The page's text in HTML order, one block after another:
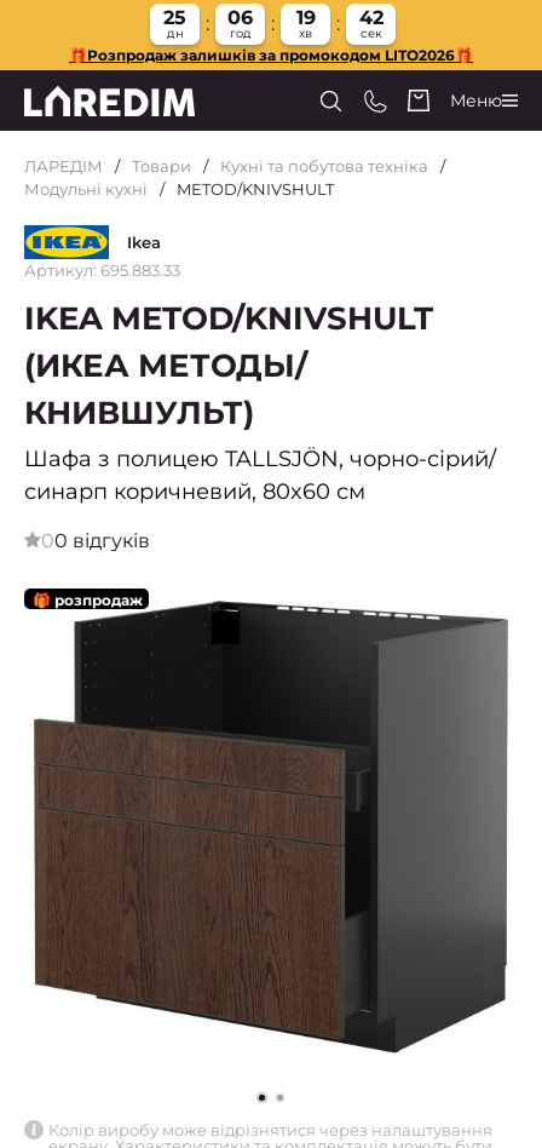
25
дн
06
год
19
хв
41
сек
🎁Розпродаж залишків за промокодом LITO2026🎁
Меню
ЛАРЕДІМ Товари
Кухні та побутова техніка
Модульні кухні
METOD/KNIVSHULT
Ikea
Артикул: 695.883.33
IKEA METOD/KNIVSHULT
(ИКЕА МЕТОДЫ/
КНИВШУЛЬТ)
Шафа з полицею TALLSJÖN, чорно-сірий/
синарп коричневий, 80x60 см
00 відгуків
🎁 розпродаж
Колір виробу може відрізнятися через налаштування